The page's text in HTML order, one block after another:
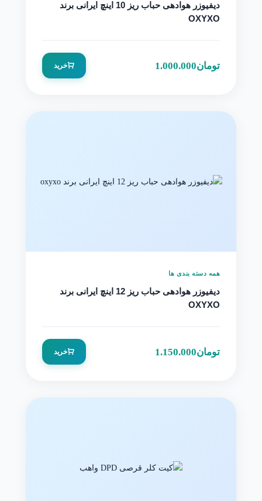
دیفیوزر هوادهی حباب ریز 10 اینچ ایرانی برند
OXYXO
تومان1.000.000 خرید
همه دسته بندی ها
دیفیوزر هوادهی حباب ریز 12 اینچ ایرانی برند
OXYXO
تومان1.150.000 خرید